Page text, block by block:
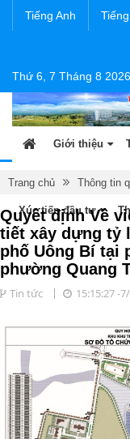
Tiếng Anh
Thứ 6, 7 Tháng 8 2026
Giới thiệu
Tin tức - sự kiện
Xúc tiến đầu tư
Trang chủ Thông tin
Quyết định Về
tiết xây dựng tỷ
phố Uông Bí tại
phường Quang
Tin tức 15:15:27 -